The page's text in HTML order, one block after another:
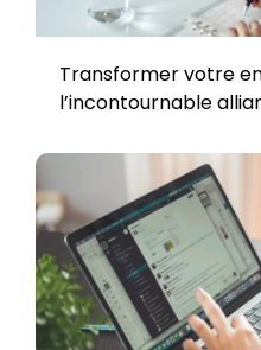
Transformer votre
l’incontournable